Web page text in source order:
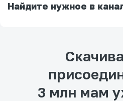
Найдите нужное в
3 млн мам